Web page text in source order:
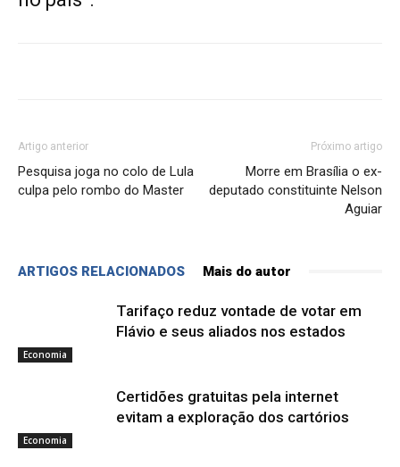
Artigo anterior
Pesquisa joga no colo de Lula
culpa pelo rombo do Master
Próximo artigo
Morre em Brasília o ex-
deputado constituinte Nelson
Aguiar
ARTIGOS RELACIONADOS Mais do autor
Economia
Tarifaço reduz vontade de votar em
Flávio e seus aliados nos estados
Economia
Certidões gratuitas pela internet
evitam a exploração dos cartórios